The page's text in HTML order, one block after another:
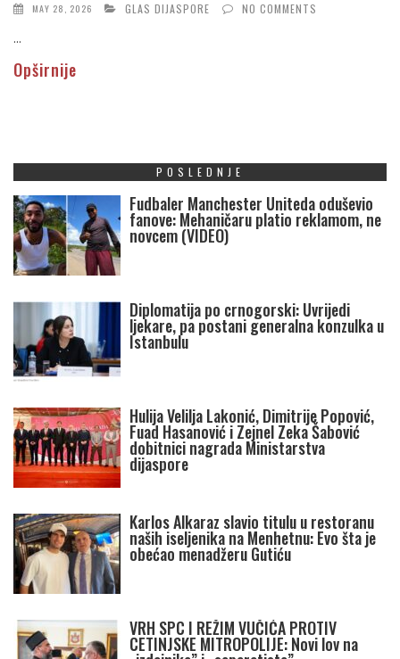
MAY 28, 2026 GLAS DIJASPORE NO COMMENTS
...
Opširnije
POSLEDNJE
Fudbaler Manchester Uniteda oduševio
fanove: Mehaničaru platio reklamom, ne
novcem (VIDEO)
Diplomatija po crnogorski: Uvrijedi
ljekare, pa postani generalna konzulka u
Istanbulu
Hulija Velilja Lakonić, Dimitrije Popović,
Fuad Hasanović i Zejnel Zeka Šabović
dobitnici nagrada Ministarstva
dijaspore
Karlos Alkaraz slavio titulu u restoranu
naših iseljenika na Menhetnu: Evo šta je
obećao menadžeru Gutiću
VRH SPC I REŽIM VUČIĆA PROTIV
CETINJSKE MITROPOLIJE: Novi lov na